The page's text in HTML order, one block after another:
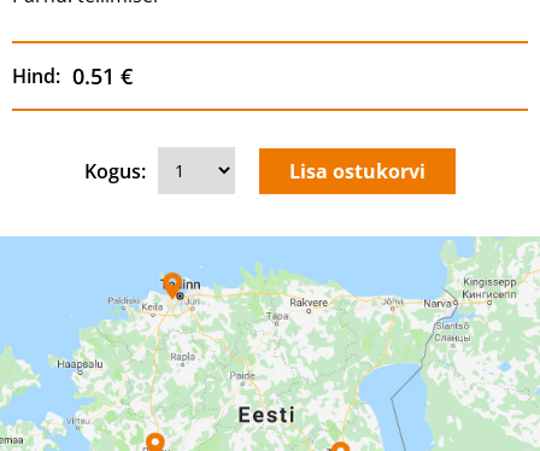
Hind: 0.51 €
Kogus: